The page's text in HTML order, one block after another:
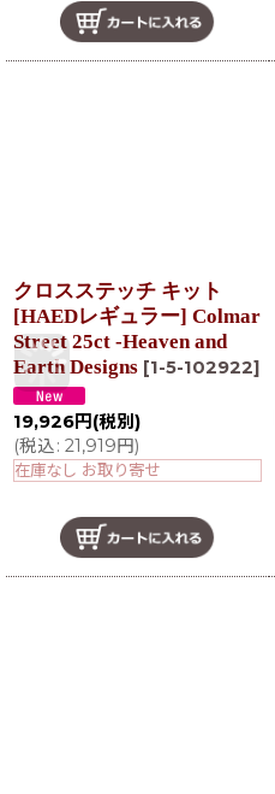
クロスステッチ キット
[HAEDレギュラー] Colmar
Street 25ct -Heaven and
Earth Designs [1-5-102922]
19,926円 (税別)
(税込: 21,919円)
在庫なし お取り寄せ